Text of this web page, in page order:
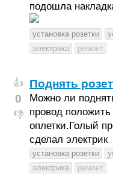
подошла
установка розетки
электрика
ремонт
👍
0
👎
Поднять
Можно ли
провод
оплетки.Голый
сделал электрик
установка розетки
электрика
ремонт